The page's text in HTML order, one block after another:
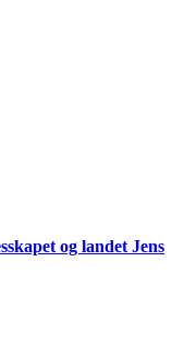
og landet Jens